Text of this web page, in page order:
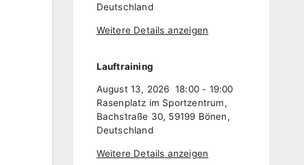
Deutschland
Weitere Details anzeigen
Lauftraining
August 13, 2026 18:00- 19:00
Rasenplatz im Sportzentrum,
Bachstraße 30, 59199 Bönen,
Deutschland
Weitere Details anzeigen